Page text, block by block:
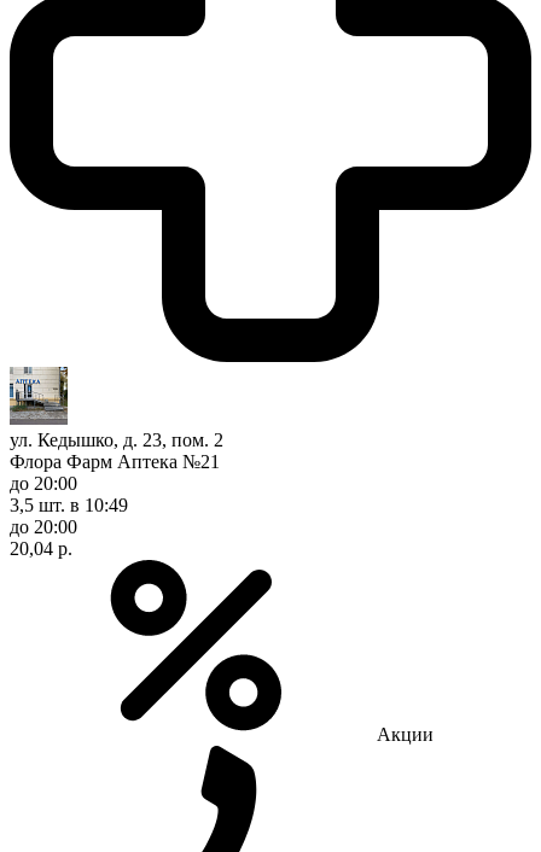
ул. Кедышко, д. 23, пом. 2
Флора Фарм Аптека №21
до 20:00
3,5 шт. в 10:49
до 20:00
20,04 р.
Акции